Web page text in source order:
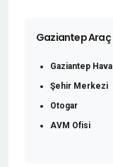
Gaziantep Araç
Gaziantep
Şehir Merkezi
Otogar
AVM Ofisi